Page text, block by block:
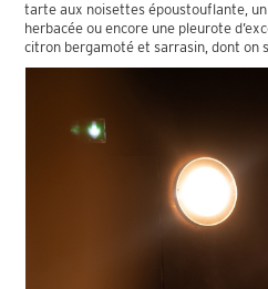
tarte aux noisettes époustouflante,
herbacée ou encore une pleurote
citron bergamoté et sarrasin, dont on